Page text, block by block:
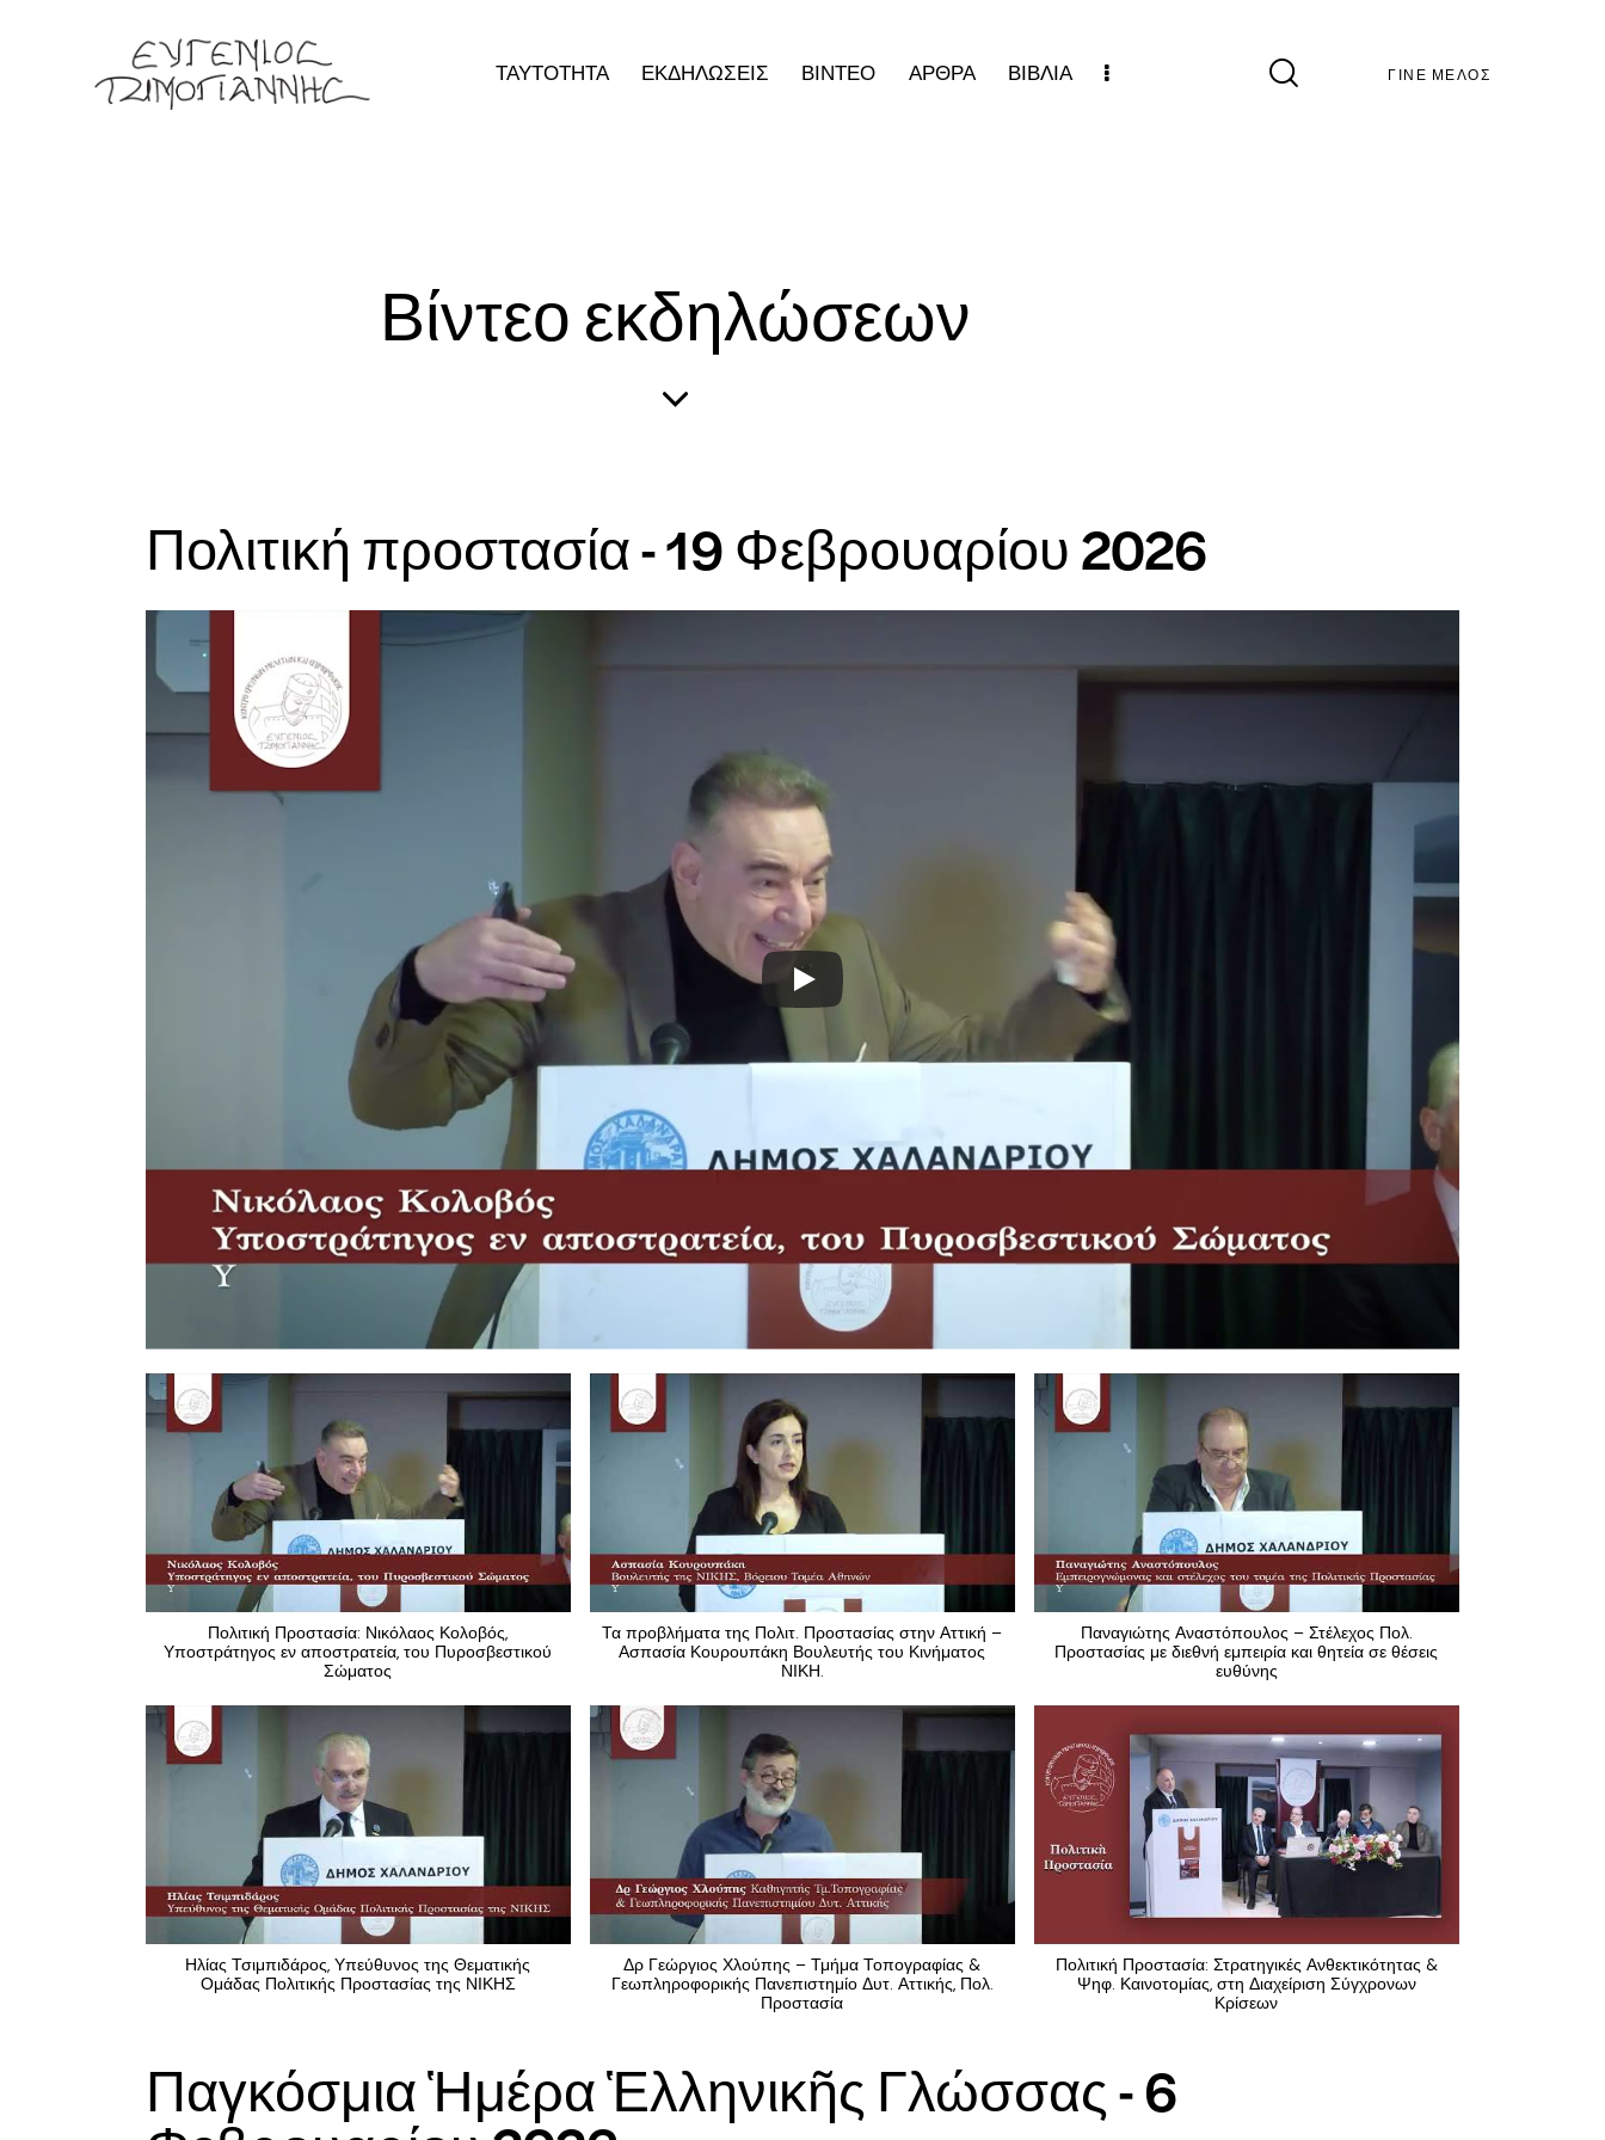
ΤΑΥΤΟΤΗΤΑ ΕΚΔΗΛΩΣΕΙΣ ΒΙΝΤΕΟ ΑΡΘΡΑ ΒΙΒΛΙΑ ΓΙΝΕ ΜΕΛΟΣ
Βίντεο εκδηλώσεων
Πολιτική προστασία - 19 Φεβρουαρίου 2026
Πολιτική Προστασία: Νικόλαος Κολοβός,
Υποστράτηγος εν αποστρατεία, του Πυροσβεστικού
Σώματος
Τα προβλήματα της Πολιτ. Προστασίας στην Αττική –
Ασπασία Κουρουπάκη Βουλευτής του Κινήματος
ΝΙΚΗ.
Παναγιώτης Αναστόπουλος – Στέλεχος Πολ.
Προστασίας με διεθνή εμπειρία και θητεία σε θέσεις
ευθύνης
Ηλίας Τσιμπιδάρος, Υπεύθυνος της Θεματικής
Ομάδας Πολιτικής Προστασίας της ΝΙΚΗΣ
Δρ Γεώργιος Χλούπης – Τμήμα Τοπογραφίας &
Γεωπληροφορικής Πανεπιστημίο Δυτ. Αττικής, Πολ.
Προστασία
Πολιτική Προστασία: Στρατηγικές Ανθεκτικότητας &
Ψηφ. Καινοτομίας, στη Διαχείριση Σύγχρονων
Κρίσεων
Παγκόσμια Ἡμέρα Ἑλληνικῆς Γλώσσας - 6